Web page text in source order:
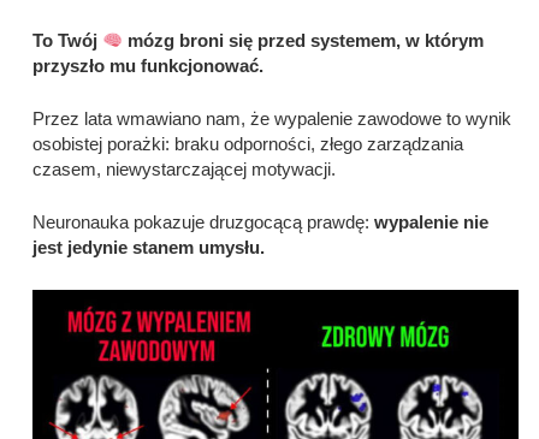
To Twój
mózg broni się przed systemem, w którym
przyszło mu funkcjonować.
Przez lata wmawiano nam, że wypalenie zawodowe to wynik
osobistej porażki: braku odporności, złego zarządzania
czasem, niewystarczającej motywacji.
Neuronauka pokazuje druzgocącą prawdę:wypalenie nie
jest jedynie stanem umysłu.